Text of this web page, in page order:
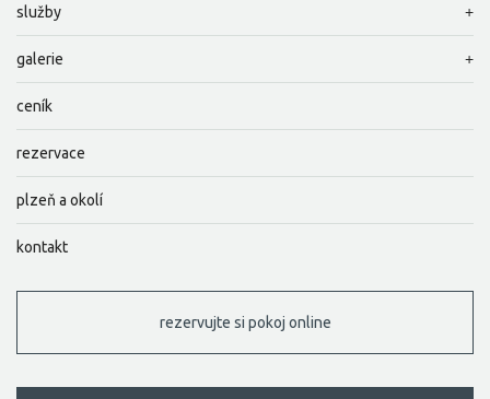
služby
galerie
ceník
rezervace
plzeň a okolí
kontakt
rezervujte si pokoj online